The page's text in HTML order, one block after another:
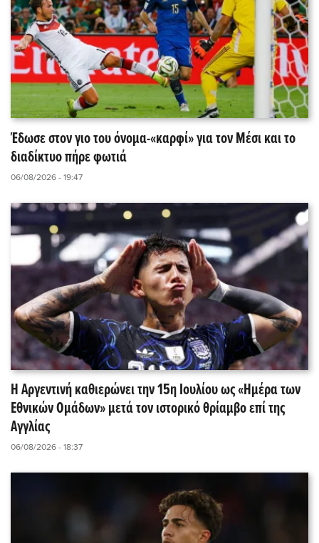
Έδωσε στον γιο του όνομα-«καρφί» για τον Μέσι και το
διαδίκτυο πήρε φωτιά
06/08/2026 - 19:47
Η Αργεντινή καθιερώνει την 15η Ιουλίου ως «Ημέρα των
Εθνικών Ομάδων» μετά τον ιστορικό θρίαμβο επί της
Αγγλίας
06/08/2026 - 18:37